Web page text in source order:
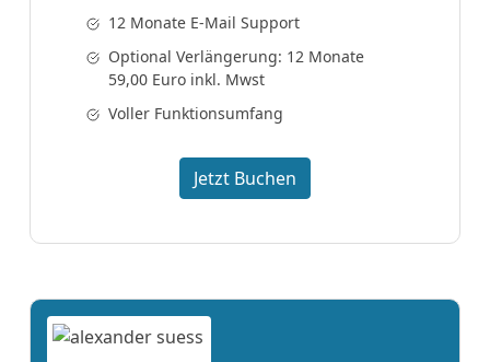
12 Monate E-Mail Support
Optional Verlängerung: 12 Monate
59,00 Euro inkl. Mwst
Voller Funktionsumfang
Jetzt Buchen